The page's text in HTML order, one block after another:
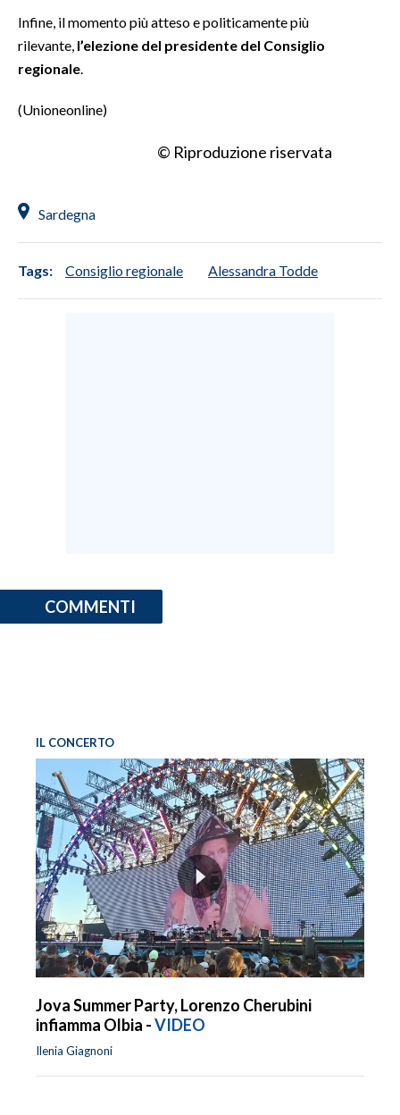
PUBBLICITÀ
STORE
Infine, il momento più atteso e politicamente più
rilevante, l’elezione del presidente del Consiglio
regionale
(Unioneonline)
© Riproduzione riservata
Sardegna
Tags: Consiglio regionale Alessandra Todde
COMMENTI
IL CONCERTO
Jova Summer Party, Lorenzo Cherubini
infiamma Olbia -VIDEO
Ilenia Giagnoni